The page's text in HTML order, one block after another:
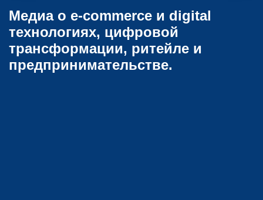
Медиа о e-commerce и digital
технологиях, цифровой
трансформации, ритейле и
предпринимательстве.